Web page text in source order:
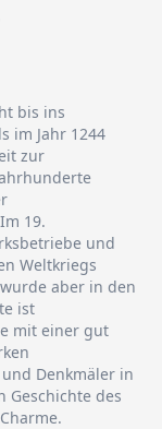
bis ins
im Jahr 1244
zur
19.
und
Weltkriegs
aber in den
ist
mit einer gut
Denkmäler in
Geschichte des